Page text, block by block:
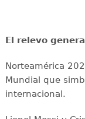
El relevo
Norteamérica
Mundial que
internacional.